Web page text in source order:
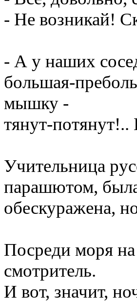
- Не возникай!
- А у наших
большая-
мышку -
тянут-
Учительница
парашютом, была
обескуражена,
Посреди моря на
смотритель.
И вот, значит,